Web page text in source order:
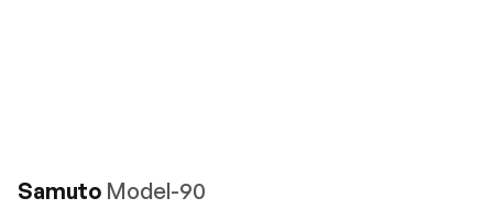
Samuto Model-90